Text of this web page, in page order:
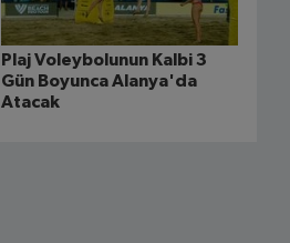
Plaj Voleybolunun Kalbi 3
Gün Boyunca Alanya'da
Atacak